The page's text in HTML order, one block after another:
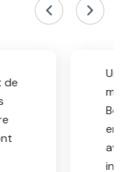
DJ a
Nous
tous les